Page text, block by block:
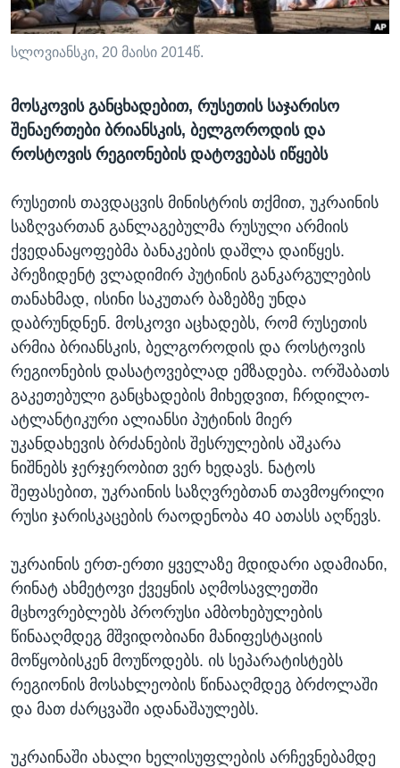
ᲡᲢᲣᲓᲘᲐ ᲕᲐᲨᲘᲜᲒᲢᲝᲜᲘ
ᲔᲙᲝᲜᲝᲛᲘᲙᲐ
ᲯᲐᲜᲛᲠᲗᲔᲚᲝᲑᲐ
ᲘᲜᲢᲔᲠᲕᲘᲣ
ᲙᲣᲚᲢᲣᲠᲐ
ᲓᲔᲖᲘᲜᲤᲝᲠᲛᲐᲪᲘᲐ
Learning English
ენები
სლოვიანსკი, 20 მაისი 2014წ.
მოსკოვის განცხადებით, რუსეთის საჯარისო
შენაერთები ბრიანსკის, ბელგოროდის და
როსტოვის რეგიონების დატოვებას იწყებს
რუსეთის თავდაცვის მინისტრის თქმით, უკრაინის
საზღვართან განლაგებულმა რუსული არმიის
ქვედანაყოფებმა ბანაკების დაშლა დაიწყეს.
პრეზიდენტ ვლადიმირ პუტინის განკარგულების
თანახმად, ისინი საკუთარ ბაზებზე უნდა
დაბრუნდნენ. მოსკოვი აცხადებს, რომ რუსეთის
არმია ბრიანსკის, ბელგოროდის და როსტოვის
რეგიონების დასატოვებლად ემზადება. ორშაბათს
გაკეთებული განცხადების მიხედვით, ჩრდილო-
ატლანტიკური ალიანსი პუტინის მიერ
უკანდახევის ბრძანების შესრულების აშკარა
ნიშნებს ჯერჯერობით ვერ ხედავს. ნატოს
შეფასებით, უკრაინის საზღვრებთან თავმოყრილი
რუსი ჯარისკაცების რაოდენობა 40 ათასს აღწევს.
უკრაინის ერთ-ერთი ყველაზე მდიდარი ადამიანი,
რინატ ახმეტოვი ქვეყნის აღმოსავლეთში
მცხოვრებლებს პრორუსი ამბოხებულების
წინააღმდეგ მშვიდობიანი მანიფესტაციის
მოწყობისკენ მოუწოდებს. ის სეპარატისტებს
რეგიონის მოსახლეობის წინააღმდეგ ბრძოლაში
და მათ ძარცვაში ადანაშაულებს.
უკრაინაში ახალი ხელისუფლების არჩევნებამდე